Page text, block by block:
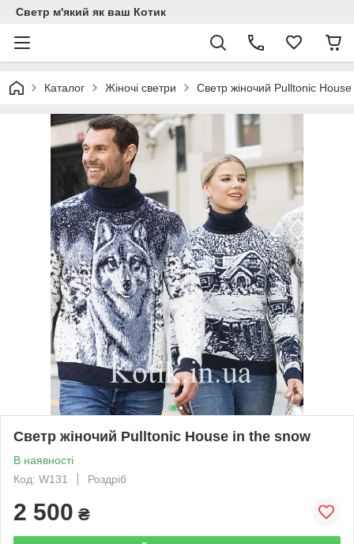
Светр м'який як ваш Котик
Каталог Жіночі светри Светр жіночий Pulltonic
Светр жіночий Pulltonic House in the snow
В наявності
Код: W131
Роздріб
2 500 ₴